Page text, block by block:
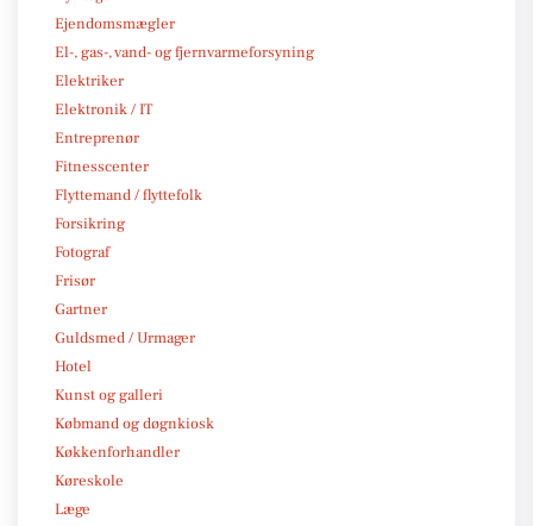
Ejendomsmægler
El-, gas-, vand- og fjernvarmeforsyning
Elektriker
Elektronik / IT
Entreprenør
Fitnesscenter
Flyttemand / flyttefolk
Forsikring
Fotograf
Frisør
Gartner
Guldsmed / Urmager
Hotel
Kunst og galleri
Købmand og døgnkiosk
Køkkenforhandler
Køreskole
Læge